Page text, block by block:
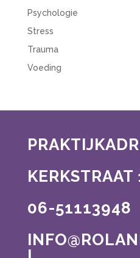
Psychologie
Stress
Trauma
Voeding
KERKSTRAAT
06-51113948